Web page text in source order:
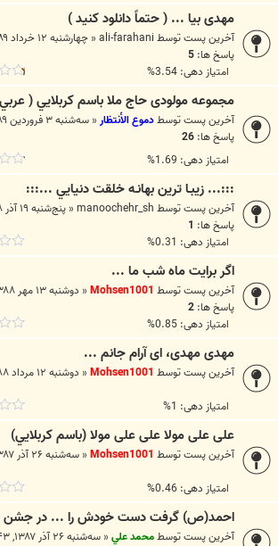
مهدی بیا ... ( حتماً دانلود کنید )
آخرین پست توسطali-farahani
« چهارشنبه ۱۲ خرداد ۱۳۸۹, ۱۰:۱۵ ب.ظ
پاسخ ها: 5
امتیاز دهی: 3.54%
مجموعه مولودی حاج ملا باسم كربلایي (
آخرین پست توسطدموع الأنتظار« سه‌شنبه ۳ فروردین ۱۳۸۹, ۶:۰۵ ب.ظ
پاسخ ها: 26
امتیاز دهی: 1.69%
:::... زيبـا ترين بهانـه خلقت دنيايي ...:::
آخرین پست توسطmanoochehr_sh
« پنج‌شنبه ۱۹ آذر ۱۳۸۸, ۱:۴۵ ب.ظ
پاسخ ها: 1
امتیاز دهی: 0.31%
اگر برایت ماه شب ما ...
آخرین پست توسطMohsen1001
« دوشنبه ۱۳ مهر ۱۳۸۸, ۱:۱۱ ق.ظ
پاسخ ها: 2
امتیاز دهی: 0.85%
مهدی مهدی، ای آرام جانم ...
آخرین پست توسطMohsen1001
« دوشنبه ۱۲ مرداد ۱۳۸۸, ۳:۰۰ ق.ظ
امتیاز دهی: 1%
علی علی مولا علی علی مولا (باسم کربلايي)
آخرین پست توسطMohsen1001
« سه‌شنبه ۲۶ آذر ۱۳۸۷, ۴:۴۷ ب.ظ
امتیاز دهی: 0.46%
احمد(ص) گرفت دست خودش را ... در جشن
آخرین پست توسطمحمد علي« سه‌شنبه ۲۶ آذر ۱۳۸۷, ۱۱:۴۳ ق.ظ